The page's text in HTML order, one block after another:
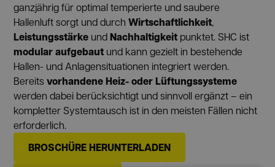
ganzjährig für optimal temperierte und saubere
Hallenluft sorgt und durchWirtschaftlichkeit,
Leistungsstärke undNachhaltigkeit punktet. SHC ist
modular aufgebaut und kann gezielt in bestehende
Hallen- und Anlagensituationen integriert werden.
Bereitsvorhandene Heiz- oder Lüftungssysteme
werden dabei berücksichtigt und sinnvoll ergänzt – ein
kompletter Systemtausch ist in den meisten Fällen nicht
erforderlich.
BROSCHÜRE HERUNTERLADEN